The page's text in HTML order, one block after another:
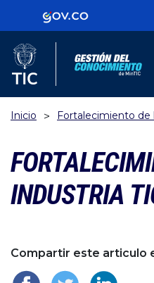
Logo
Logo del Ministerio
Inicio > Fortalecimiento de
INDUSTRIA